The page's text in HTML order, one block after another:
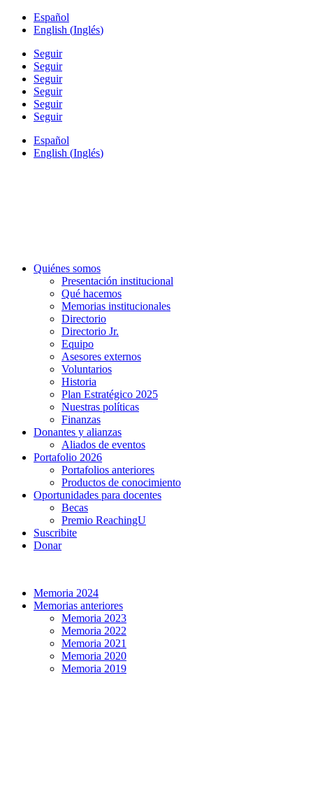
Español
English (Inglés)
Seguir
Seguir
Seguir
Seguir
Seguir
Seguir
Español
English (Inglés)
Quiénes somos
Presentación institucional
Qué hacemos
Memorias institucionales
Directorio
Directorio Jr.
Equipo
Asesores externos
Voluntarios
Historia
Plan Estratégico 2025
Nuestras políticas
Finanzas
Donantes y alianzas
Aliados de eventos
Portafolio 2026
Portafolios anteriores
Productos de conocimiento
Oportunidades para docentes
Becas
Premio ReachingU
Suscribite
Donar
Memoria 2024
Memorias anteriores
Memoria 2023
Memoria 2022
Memoria 2021
Memoria 2020
Memoria 2019